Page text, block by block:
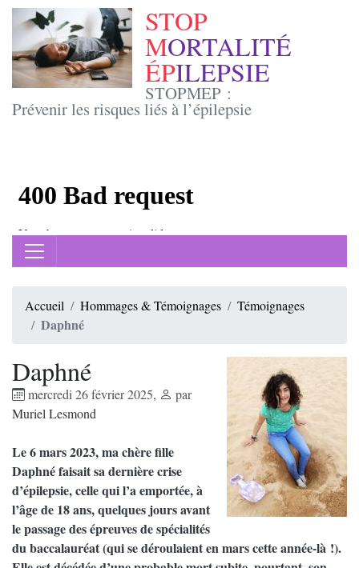
STOP
MORTALITÉ
ÉPILEPSIE
STOPMEP :
Prévenir les risques liés à l’épilepsie
Accueil Hommages & Témoignages Témoignages
Daphné
Daphné
mercredi 26 février 2025,
par
Muriel Lesmond
Le 6 mars 2023, ma chère fille
Daphné faisait sa dernière crise
d’épilepsie, celle qui l’a emportée, à
l’âge de 18 ans, quelques jours avant
le passage des épreuves de spécialités
du baccalauréat (qui se déroulaient en mars cette année-là !).